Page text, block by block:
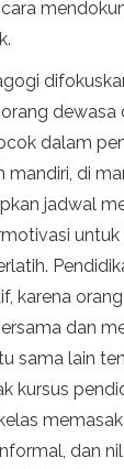
dalam
mandiri, di
jadwal
karena
dan
sama lain
kursus
dan